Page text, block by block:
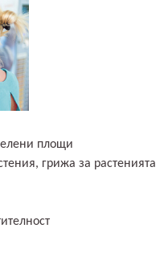
площи
грижа за растенията